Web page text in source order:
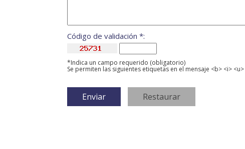
Código de validación *:
*Indica un campo requerido (obligatorio)
Se permiten las siguientes etiquetas en el mensaje <b> <i> <u>